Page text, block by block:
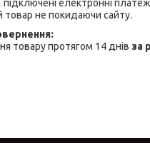
підключені електронні
товар не покидаючи сайту.
товару протягом 14 днів за